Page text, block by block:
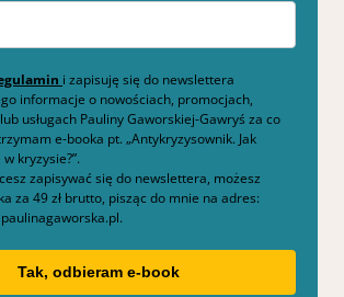
i zapisuję się do newslettera
informacje o nowościach, promocjach,
usługach Pauliny Gaworskiej-Gawryś za co
e-booka pt. „Antykryzysownik. Jak
kryzysie?”.
zapisywać się do newslettera, możesz
za 49 zł brutto, pisząc do mnie na adres:
Tak, odbieram e-book